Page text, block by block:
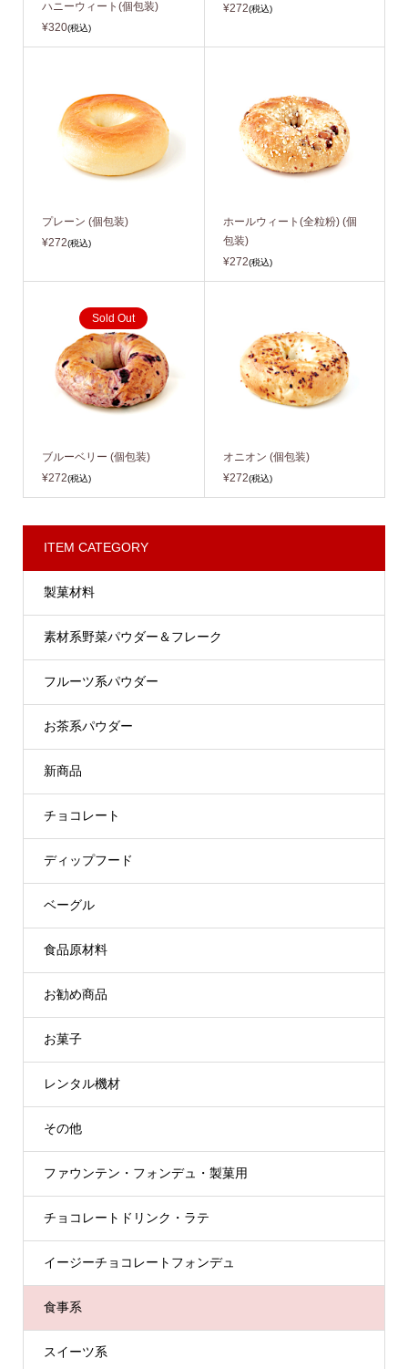
ハニーウィート(個包装)
¥320(税込)
¥272(税込)
プレーン (個包装)
¥272(税込)
ホールウィート(全粒粉) (個
包装)
¥272(税込)
Sold Out
ブルーベリー (個包装)
¥272(税込)
オニオン (個包装)
¥272(税込)
ITEM CATEGORY
製菓材料
素材系野菜パウダー＆フレーク
フルーツ系パウダー
お茶系パウダー
新商品
チョコレート
ディップフード
ベーグル
食品原材料
お勧め商品
お菓子
レンタル機材
その他
ファウンテン・フォンデュ・製菓用
チョコレートドリンク・ラテ
イージーチョコレートフォンデュ
食事系
スイーツ系